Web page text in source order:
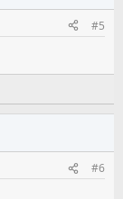
#5
#6